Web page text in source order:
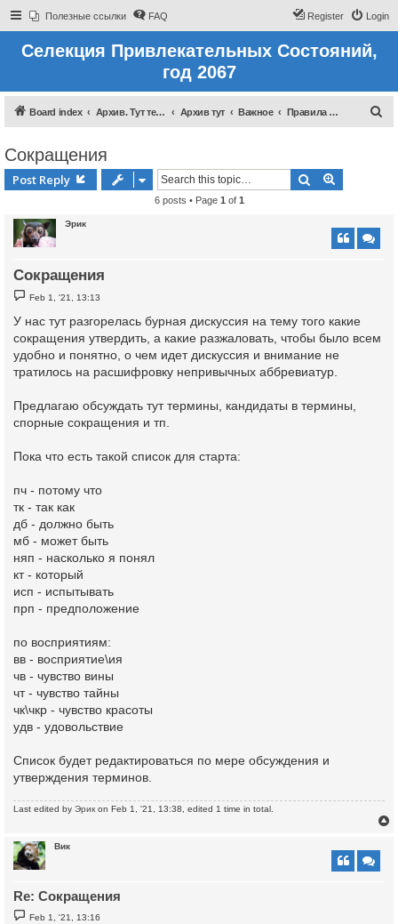
Полезные ссылки FAQ Login
Register
Селекция Привлекательных Состояний,
год 2067
Board index Архив. Тут темы которые были до 2022 года Архив тут Важное Правила форума
Сокращения
Post Reply Search
6 posts • Page 1 of 1
Эрик
Сокращения
P
o
t
Feb 1, '21, 13:13
У нас тут разгорелась бурная дискуссия на тему того какие
сокращения утвердить, а какие разжаловать, чтобы было всем
удобно и понятно, о чем идет дискуссия и внимание не
тратилось на расшифровку непривычных аббревиатур.
Предлагаю обсуждать тут термины, кандидаты в термины,
спорные сокращения и тп.
Пока что есть такой список для старта:
пч - потому что
тк - так как
дб - должно быть
мб - может быть
няп - насколько я понял
кт - который
исп - испытывать
прп - предположение
по восприятиям:
вв - восприятие\ия
чв - чувство вины
чт - чувство тайны
чк\чкр - чувство красоты
удв - удовольствие
Список будет редактироваться по мере обсуждения и
утверждения терминов.
Last edited by Эрик on Feb 1, '21, 13:38, edited 1 time in total.
Вик
Re: Сокращения
PFeb 1, '21, 13:16